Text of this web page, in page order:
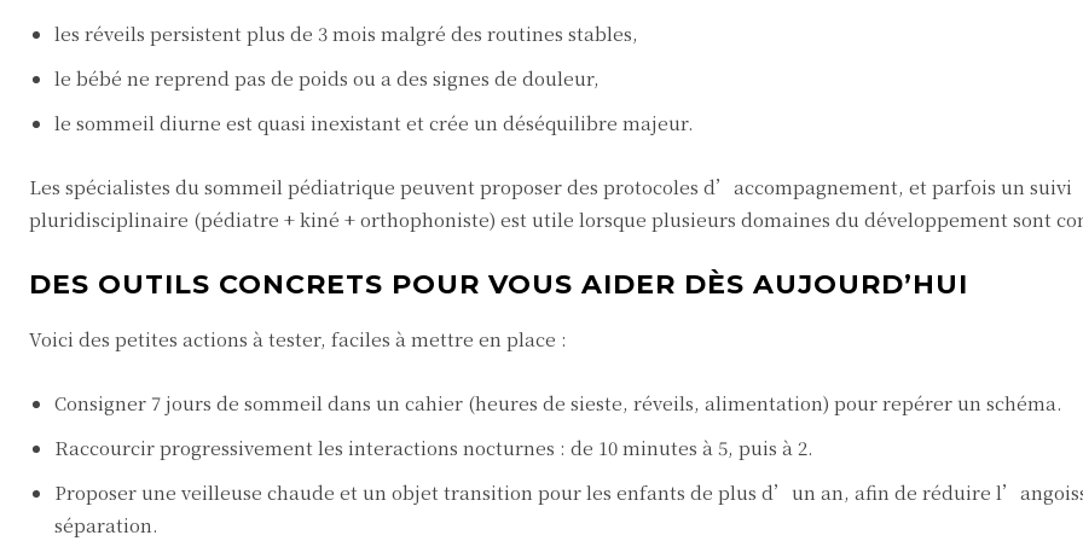
les réveils persistent plus de 3 mois malgré des routines stables,
le bébé ne reprend pas de poids ou a des signes de douleur,
le sommeil diurne est quasi inexistant et crée un déséquilibre majeur.
Les spécialistes du sommeil pédiatrique peuvent proposer des protocoles d’accompagnement, et parfois un suivi
pluridisciplinaire (pédiatre + kiné + orthophoniste) est utile lorsque plusieurs domaines du développement sont
DES OUTILS CONCRETS POUR VOUS AIDER DÈS AUJOURD’HUI
Voici des petites actions à tester, faciles à mettre en place :
Consigner 7 jours de sommeil dans un cahier (heures de sieste, réveils, alimentation) pour repérer un schéma.
Raccourcir progressivement les interactions nocturnes : de 10 minutes à 5, puis à 2.
Proposer une veilleuse chaude et un objet transition pour les enfants de plus d’un an, afin de réduire
séparation.